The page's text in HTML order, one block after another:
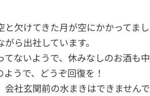
欠けてきた月が空にかかってま
ら出社しています。
ないようで、休みなしのお酒も
うで、どうぞ回復を！
社玄関前の水まきはできません